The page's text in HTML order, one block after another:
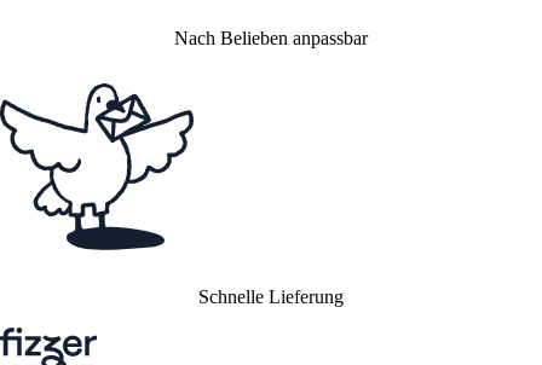
Nach Belieben anpassbar
Schnelle Lieferung